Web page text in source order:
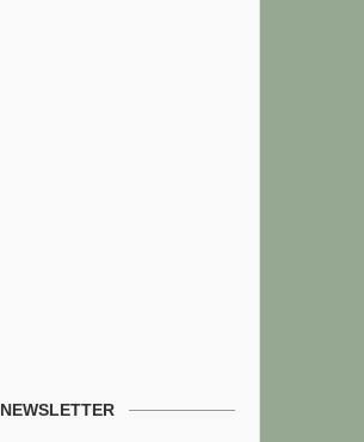
NEWSLETTER